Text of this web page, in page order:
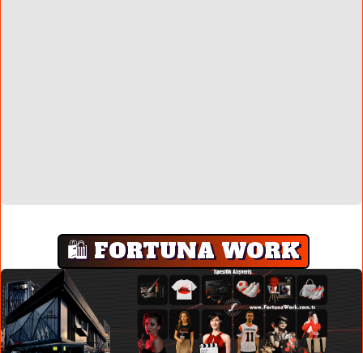
🛍️ FORTUNA WORK